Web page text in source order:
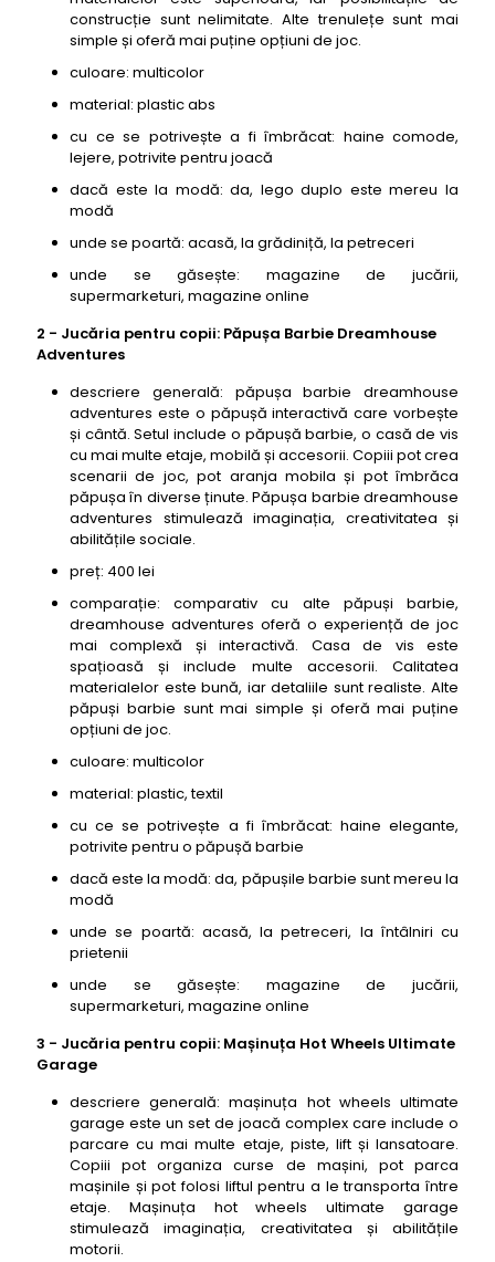
construcție sunt nelimitate. Alte trenulețe sunt mai
simple și oferă mai puține opțiuni de joc.
culoare: multicolor
material: plastic abs
cu ce se potrivește a fi îmbrăcat: haine comode,
lejere, potrivite pentru joacă
dacă este la modă: da, lego duplo este mereu la
modă
unde se poartă: acasă, la grădiniță, la petreceri
unde se găsește: magazine de jucării,
supermarketuri, magazine online
2 - Jucăria pentru copii: Păpușa Barbie Dreamhouse
Adventures
descriere generală: păpușa barbie dreamhouse
adventures este o păpușă interactivă care vorbește
și cântă. Setul include o păpușă barbie, o casă de vis
cu mai multe etaje, mobilă și accesorii. Copiii pot crea
scenarii de joc, pot aranja mobila și pot îmbrăca
păpușa în diverse ținute. Păpușa barbie dreamhouse
adventures stimulează imaginația, creativitatea și
abilitățile sociale.
preț: 400 lei
comparație: comparativ cu alte păpuși barbie,
dreamhouse adventures oferă o experiență de joc
mai complexă și interactivă. Casa de vis este
spațioasă și include multe accesorii. Calitatea
materialelor este bună, iar detaliile sunt realiste. Alte
păpuși barbie sunt mai simple și oferă mai puține
opțiuni de joc.
culoare: multicolor
material: plastic, textil
cu ce se potrivește a fi îmbrăcat: haine elegante,
potrivite pentru o păpușă barbie
dacă este la modă: da, păpușile barbie sunt mereu la
modă
unde se poartă: acasă, la petreceri, la întâlniri cu
prietenii
unde se găsește: magazine de jucării,
supermarketuri, magazine online
3 - Jucăria pentru copii: Mașinuța Hot Wheels Ultimate
Garage
descriere generală: mașinuța hot wheels ultimate
garage este un set de joacă complex care include o
parcare cu mai multe etaje, piste, lift și lansatoare.
Copiii pot organiza curse de mașini, pot parca
mașinile și pot folosi liftul pentru a le transporta între
etaje. Mașinuța hot wheels ultimate garage
stimulează imaginația, creativitatea și abilitățile
motorii.